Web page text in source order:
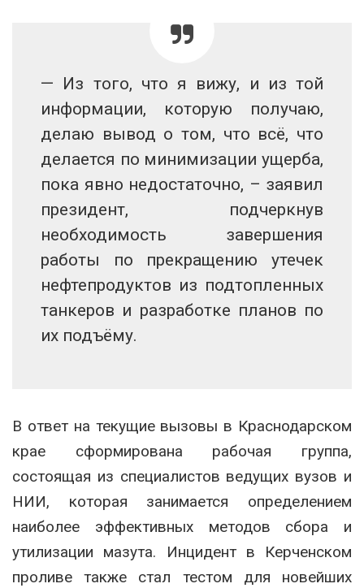
— Из того, что я вижу, и из той
информации, которую получаю,
делаю вывод о том, что всё, что
делается по минимизации ущерба,
пока явно недостаточно, – заявил
президент, подчеркнув
необходимость завершения
работы по прекращению утечек
нефтепродуктов из подтопленных
танкеров и разработке планов по
их подъёму.
В ответ на текущие вызовы в Краснодарском
крае сформирована рабочая группа,
состоящая из специалистов ведущих вузов и
НИИ, которая занимается определением
наиболее эффективных методов сбора и
утилизации мазута. Инцидент в Керченском
проливе также стал тестом для новейших